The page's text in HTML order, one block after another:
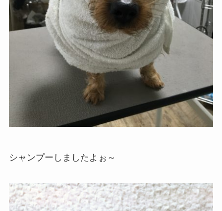
シャンプーしましたよぉ～